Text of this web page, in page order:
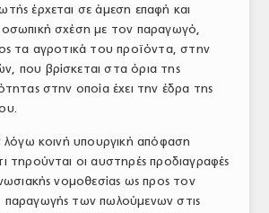
έρχεται σε άμεση επαφή και
σχέση με τον παραγωγό,
τα αγροτικά του προϊόντα, στην
που βρίσκεται στα όρια της
στην οποία έχει την έδρα της
λόγω κοινή υπουργική απόφαση
τηρούνται οι αυστηρές προδιαγραφές
νομοθεσίας ως προς τον
παραγωγής των πωλούμενων στις